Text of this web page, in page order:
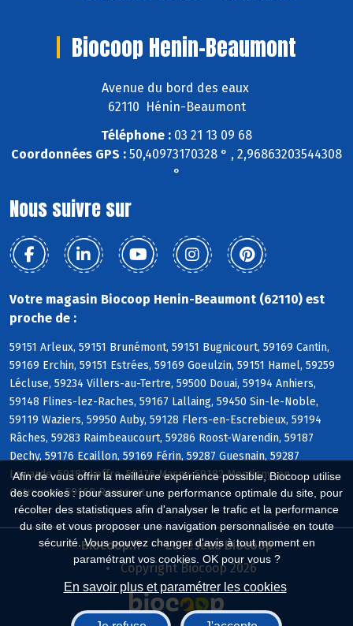
Afin de vous offrir la meilleure expérience possible, Biocoop utilise
des cookies : pour assurer une performance optimale du site, pour
récolter des statistiques afin d'analyser le trafic et la performance
du site et vous proposer une navigation personnalisée en toute
sécurité. Vous pouvez changer d'avis à tout moment en
paramétrant vos cookies. OK pour vous ?
En savoir plus et paramétrer les cookies
Biocoop Henin-Beaumont
Avenue du bord des eaux
62110 Hénin-Beaumont
Téléphone : 03 21 13 09 68
Coordonnées GPS : 50,40973170328 ° , 2,96863203544308
°
Nous suivre sur
Votre magasin Biocoop Henin-Beaumont (62110) est
proche de :
59151 Arleux, 59151 Brunémont, 59151 Bugnicourt, 59169 Cantin,
59169 Erchin, 59151 Estrées, 59169 Goeulzin, 59151 Hamel, 59259
Lécluse, 59234 Villers-au-Tertre, 59500 Douai, 59194 Anhiers,
59148 Flines-lez-Raches, 59167 Lallaing, 59450 Sin-le-Noble,
59119 Waziers, 59950 Auby, 59128 Flers-en-Escrebieux, 59194
Râches, 59283 Raimbeaucourt, 59286 Roost-Warendin, 59187
Dechy, 59176 Ecaillon, 59169 Férin, 59287 Guesnain, 59287
Lewarde, 59182 Loffre, 59176 Masny, 59182 Montigny-en-
Ostrevent, 59169 Roucourt
Biocoop.fr
Le réseau Biocoop
Copyright Biocoop 2026